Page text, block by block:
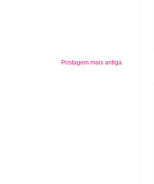
Postagem mais antiga